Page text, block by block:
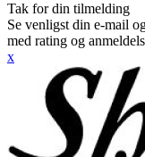
Tak for din tilmelding
Se venligst din e-mail
med rating og
x